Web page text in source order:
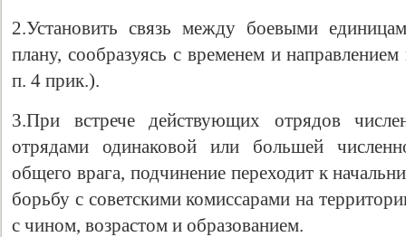
2.Установить связь между боевыми
плану, сообразуясь с временем и
п. 4 прик.).
3.При встрече действующих отрядов
отрядами одинаковой или большей
общего врага, подчинение переходит к
борьбу с советскими комиссарами на
с чином, возрастом и образованием.